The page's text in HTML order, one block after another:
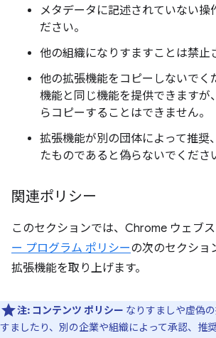
メタデータに記述されていない操
ださい。
他の組織になりすますことは禁止
他の拡張機能をコピーしないでく
機能と同じ機能を提供できますが
らコピーすることはできません。
拡張機能が別の団体によって推奨
たものであると偽らないでくださ
関連ポリシー
このセクションでは、Chrome ウェブ
ー プログラム ポリシーの次のセクショ
拡張機能を取り上げます。
注: コンテンツ ポリシー なりすましや虚偽
すましたり、別の企業や組織によって承認、推